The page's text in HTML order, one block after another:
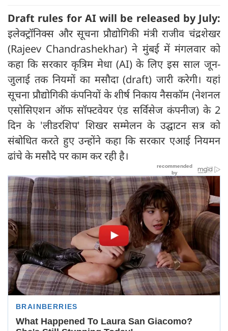
Draft rules for AI will be released by July:
इलेक्ट्रॉनिक्स और सूचना प्रौद्योगिकी मंत्री राजीव चंद्रशेखर
(Rajeev Chandrashekhar) ने मुंबई में मंगलवार को
कहा कि सरकार कृत्रिम मेधा (AI) के लिए इस साल जून-
जुलाई तक नियमों का मसौदा (draft) जारी करेगी। यहां
सूचना प्रौद्योगिकी कंपनियों के शीर्ष निकाय नैसकॉम (नेशनल
एसोसिएशन ऑफ सॉफ्टवेयर एंड सर्विसेज कंपनीज) के 2
दिन के 'लीडरशिप' शिखर सम्मेलन के उद्घाटन सत्र को
संबोधित करते हुए उन्होंने कहा कि सरकार एआई नियमन
ढांचे के मसौदे पर काम कर रही है।